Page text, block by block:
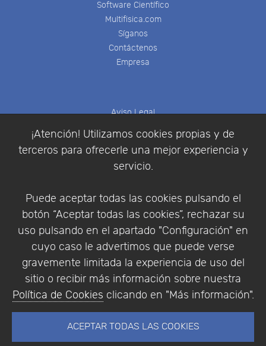
¡Atención! Utilizamos cookies propias y de
terceros para ofrecerle una mejor experiencia y
servicio.
Puede aceptar todas las cookies pulsando el
botón “Aceptar todas las cookies”, rechazar su
uso pulsando en el apartado "Configuración" en
cuyo caso le advertimos que puede verse
gravemente limitada la experiencia de uso del
sitio o recibir más información sobre nuestra
Política de Cookies clicando en "Más información".
ACEPTAR TODAS LAS COOKIES
Software Científico
Multifisica.com
Síganos
Contáctenos
Empresa
Aviso Legal
Política de Privacidad
Condiciones de compra
Identificarse
Empresa|Aviso Legal| Política de Privacidad |
Política de Cookies
© Copyright 1994 - 2026. Addlink Software
Científico, S.L.
Portugal.